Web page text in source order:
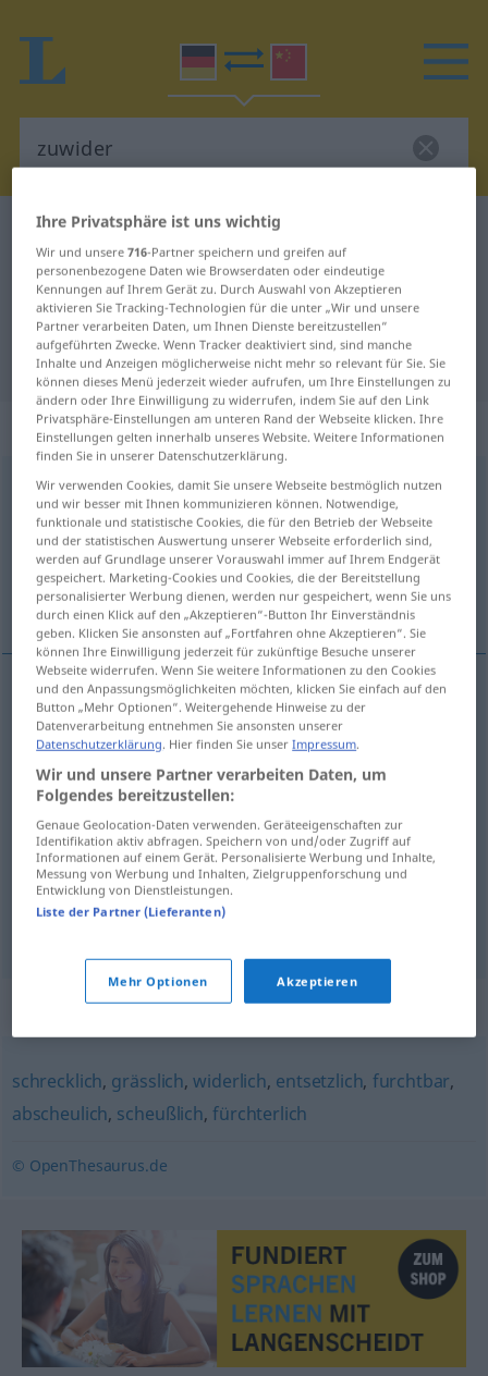
Deutsch-Chinesisch Wörterbuch
Deutsch-Chinesisch Übersetzung
für "zuwider"
"zuwider" Chinesisch Übersetzung
„zuwider“
zuwider
Übersicht aller Übersetzungen
(Für mehr Details die Übersetzung anklicken/antippen)
她很反感做这事 这道菜大败了他的胃口
Beispiele
es ist ihr zuwider, das zutun
她很反感做这事 [tā hěn fǎngǎn zuò zhèshì]
dieseSpeiseist ihm zuwider
这道菜大败了他的胃口 [zhèdào cài dàbàile tāde
wèikǒu]
Synonyme für "zuwider"
schrecklich, grässlich,widerlich, entsetzlich, furchtbar,
abscheulich, scheußlich,fürchterlich
© OpenThesaurus.de
Ihre Privatsphäre ist uns wichtig
Wir und unsere716-Partner speichern und greifen auf
personenbezogene Daten wie Browserdaten oder eindeutige
Kennungen auf Ihrem Gerät zu. Durch Auswahl von Akzeptieren
aktivieren Sie Tracking-Technologien für die unter „Wir und unsere
Partner verarbeiten Daten, um Ihnen Dienste bereitzustellen“
aufgeführten Zwecke. Wenn Tracker deaktiviert sind, sind manche
Inhalte und Anzeigen möglicherweise nicht mehr so relevant für Sie. Sie
können dieses Menü jederzeit wieder aufrufen, um Ihre Einstellungen zu
ändern oder Ihre Einwilligung zu widerrufen, indem Sie auf den Link
Privatsphäre-Einstellungen am unteren Rand der Webseite klicken. Ihre
Einstellungen gelten innerhalb unseres Website. Weitere Informationen
finden Sie in unserer Datenschutzerklärung.
Wir verwenden Cookies, damit Sie unsere Webseite bestmöglich nutzen
und wir besser mit Ihnen kommunizieren können. Notwendige,
funktionale und statistische Cookies, die für den Betrieb der Webseite
und der statistischen Auswertung unserer Webseite erforderlich sind,
werden auf Grundlage unserer Vorauswahl immer auf Ihrem Endgerät
gespeichert. Marketing-Cookies und Cookies, die der Bereitstellung
personalisierter Werbung dienen, werden nur gespeichert, wenn Sie uns
durch einen Klick auf den „Akzeptieren“-Button Ihr Einverständnis
geben. Klicken Sie ansonsten auf „Fortfahren ohne Akzeptieren“. Sie
können Ihre Einwilligung jederzeit für zukünftige Besuche unserer
Webseite widerrufen. Wenn Sie weitere Informationen zu den Cookies
und den Anpassungsmöglichkeiten möchten, klicken Sie einfach auf den
Button „Mehr Optionen“. Weitergehende Hinweise zu der
Datenverarbeitung entnehmen Sie ansonsten unserer
Datenschutzerklärung. Hier finden Sie unserImpressum.
Wir und unsere Partner verarbeiten Daten, um
Folgendes bereitzustellen:
Genaue Geolocation-Daten verwenden. Geräteeigenschaften zur
Identifikation aktiv abfragen. Speichern von und/oder Zugriff auf
Informationen auf einem Gerät. Personalisierte Werbung und Inhalte,
Messung von Werbung und Inhalten, Zielgruppenforschung und
Entwicklung von Dienstleistungen.
Liste der Partner (Lieferanten)
Mehr Optionen Akzeptieren